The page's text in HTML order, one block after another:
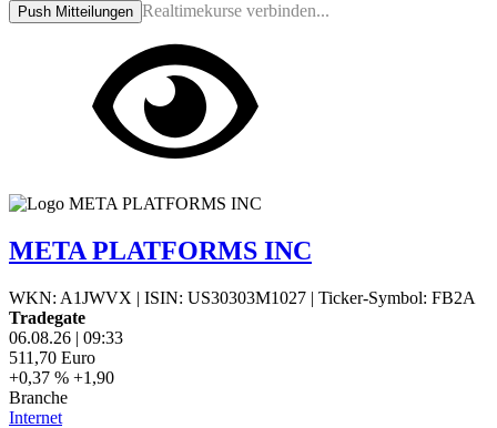
Push Mitteilungen Realtimekurse verbinden...
META PLATFORMS INC
WKN: A1JWVX | ISIN: US30303M1027 | Ticker-Symbol: FB2A
Tradegate
06.08.26 | 09:33
511,70 Euro
+0,37 % +1,90
Branche
Internet